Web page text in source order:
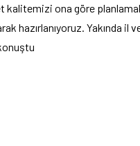
kalitemizi ona göre
hazırlanıyoruz. Yakında il